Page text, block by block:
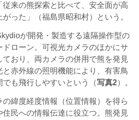
来の熊探索と比べて、安全面が高
った」（福島県昭和村）という。
が開発・製造する遠隔操作型の
ローン。可視光カメラのほかにサ
おり、両カメラの併用で熊を発見
と赤外線の照明機能により、有害鳥
も飛行しやすいという（写真2）。
緯度経度情報（位置情報）を得ら
民への情報伝達に役立つ。熊発見